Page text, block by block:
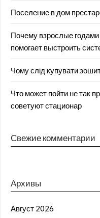
Поселение в дом
Почему взрослые
помогает выстроить
Чому слід купувати
Что может пойти не так
советуют стационар
Свежие комментарии
Архивы
Август 2026